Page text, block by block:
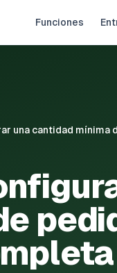
Funciones
una cantidad